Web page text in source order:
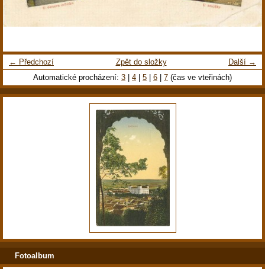
← Předchozí Další →
Zpět do složky
Automatické procházení: 3 4 5 6 7 (čas ve vteřinách)
Fotoalbum